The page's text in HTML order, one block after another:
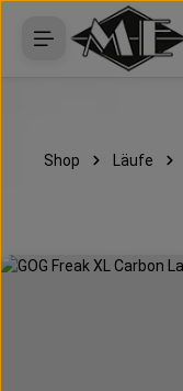
Zum Hauptinhalt springen
Shop Läufe
Bildergalerie überspringen